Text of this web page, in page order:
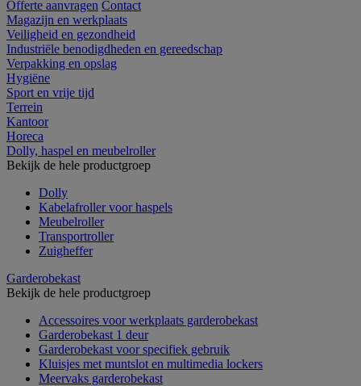
Offerte aanvragen Contact
Magazijn en werkplaats
Veiligheid en gezondheid
Industriële benodigdheden en gereedschap
Verpakking en opslag
Hygiëne
Sport en vrije tijd
Terrein
Kantoor
Horeca
Dolly, haspel en meubelroller
Bekijk de hele productgroep
Dolly
Kabelafroller voor haspels
Meubelroller
Transportroller
Zuigheffer
Garderobekast
Bekijk de hele productgroep
Accessoires voor werkplaats garderobekast
Garderobekast 1 deur
Garderobekast voor specifiek gebruik
Kluisjes met muntslot en multimedia lockers
Meervaks garderobekast